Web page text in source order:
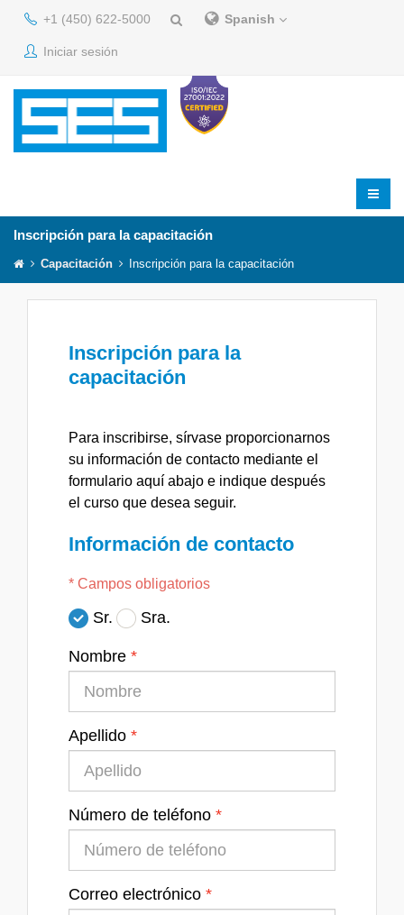
+1 (450) 622-5000 Spanish
Iniciar sesión
Inscripción para la capacitación
Capacitación Inscripción para la capacitación
Inscripción para la
capacitación
Para inscribirse, sírvase proporcionarnos
su información de contacto mediante el
formulario aquí abajo e indique después
el curso que desea seguir.
Información de contacto
* Campos obligatorios
Sr. Sra.
Nombre
Apellido
Número de teléfono
Correo electrónico